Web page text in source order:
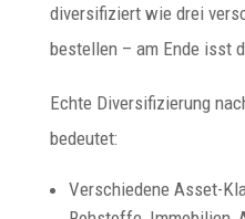
diversifiziert wie drei
bestellen – am Ende isst
Echte Diversifizierung
bedeutet:
Verschiedene Asset-